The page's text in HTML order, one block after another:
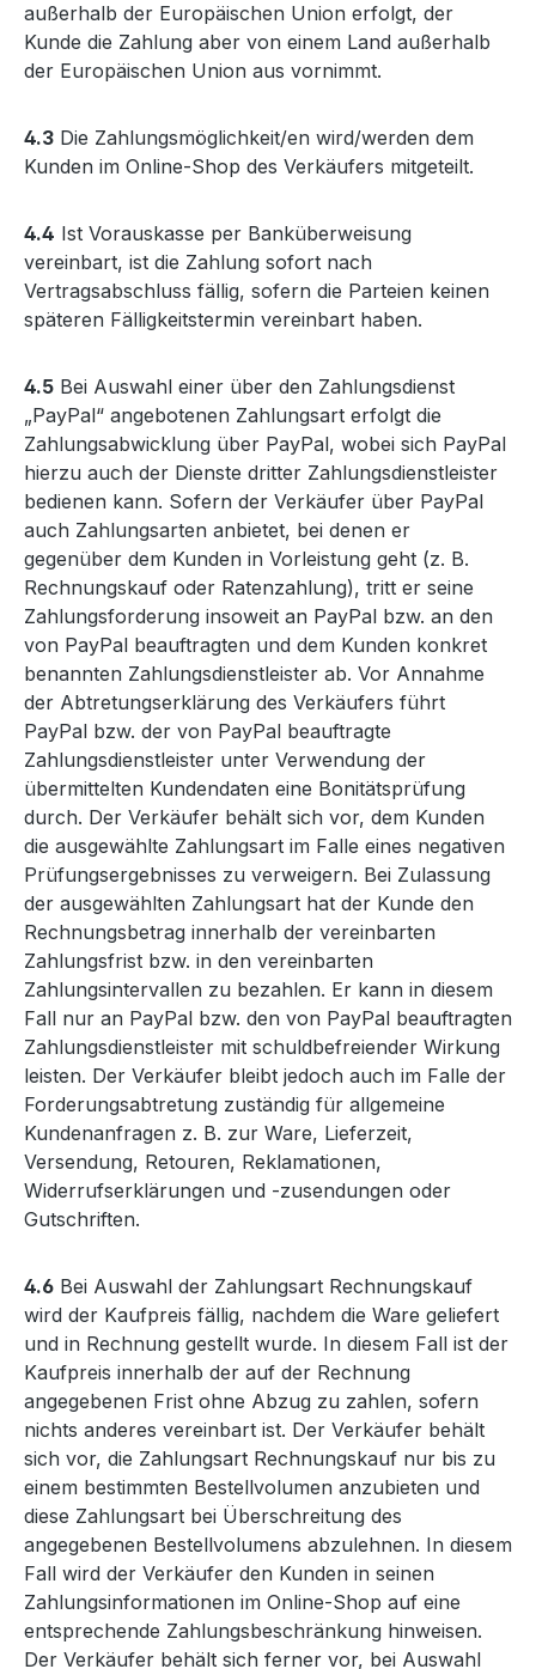
außerhalb der Europäischen Union erfolgt, der
Kunde die Zahlung aber von einem Land außerhalb
der Europäischen Union aus vornimmt.
4.3 Die Zahlungsmöglichkeit/en wird/werden dem
Kunden im Online-Shop des Verkäufers mitgeteilt.
4.4 Ist Vorauskasse per Banküberweisung
vereinbart, ist die Zahlung sofort nach
Vertragsabschluss fällig, sofern die Parteien keinen
späteren Fälligkeitstermin vereinbart haben.
4.5 Bei Auswahl einer über den Zahlungsdienst
„PayPal“ angebotenen Zahlungsart erfolgt die
Zahlungsabwicklung über PayPal, wobei sich PayPal
hierzu auch der Dienste dritter Zahlungsdienstleister
bedienen kann. Sofern der Verkäufer über PayPal
auch Zahlungsarten anbietet, bei denen er
gegenüber dem Kunden in Vorleistung geht (z. B.
Rechnungskauf oder Ratenzahlung), tritt er seine
Zahlungsforderung insoweit an PayPal bzw. an den
von PayPal beauftragten und dem Kunden konkret
benannten Zahlungsdienstleister ab. Vor Annahme
der Abtretungserklärung des Verkäufers führt
PayPal bzw. der von PayPal beauftragte
Zahlungsdienstleister unter Verwendung der
übermittelten Kundendaten eine Bonitätsprüfung
durch. Der Verkäufer behält sich vor, dem Kunden
die ausgewählte Zahlungsart im Falle eines negativen
Prüfungsergebnisses zu verweigern. Bei Zulassung
der ausgewählten Zahlungsart hat der Kunde den
Rechnungsbetrag innerhalb der vereinbarten
Zahlungsfrist bzw. in den vereinbarten
Zahlungsintervallen zu bezahlen. Er kann in diesem
Fall nur an PayPal bzw. den von PayPal beauftragten
Zahlungsdienstleister mit schuldbefreiender Wirkung
leisten. Der Verkäufer bleibt jedoch auch im Falle der
Forderungsabtretung zuständig für allgemeine
Kundenanfragen z. B. zur Ware, Lieferzeit,
Versendung, Retouren, Reklamationen,
Widerrufserklärungen und -zusendungen oder
Gutschriften.
4.6 Bei Auswahl der Zahlungsart Rechnungskauf
wird der Kaufpreis fällig, nachdem die Ware geliefert
und in Rechnung gestellt wurde. In diesem Fall ist der
Kaufpreis innerhalb der auf der Rechnung
angegebenen Frist ohne Abzug zu zahlen, sofern
nichts anderes vereinbart ist. Der Verkäufer behält
sich vor, die Zahlungsart Rechnungskauf nur bis zu
einem bestimmten Bestellvolumen anzubieten und
diese Zahlungsart bei Überschreitung des
angegebenen Bestellvolumens abzulehnen. In diesem
Fall wird der Verkäufer den Kunden in seinen
Zahlungsinformationen im Online-Shop auf eine
entsprechende Zahlungsbeschränkung hinweisen.
Der Verkäufer behält sich ferner vor, bei Auswahl